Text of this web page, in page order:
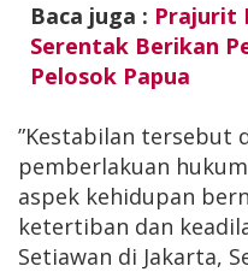
Baca juga : Prajurit
Serentak Berikan
Pelosok Papua
”Kestabilan tersebut
pemberlakuan
aspek kehidupan
ketertiban dan
Setiawan di Jakarta,